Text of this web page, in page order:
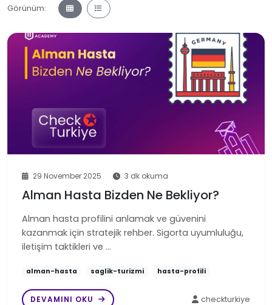
Görünüm:
29 November 2025 3 dk okuma
Alman Hasta Bizden Ne Bekliyor?
Alman hasta profilini anlamak ve güvenini
kazanmak için stratejik rehber. Sigorta uyumluluğu,
iletişim taktikleri ve …
alman-hasta saglik-turizmi hasta-profili
DEVAMINI OKU checkturkiye